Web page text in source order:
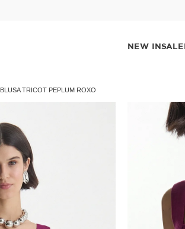
NEW IN SALE
BLUSA TRICOT PEPLUM ROXO